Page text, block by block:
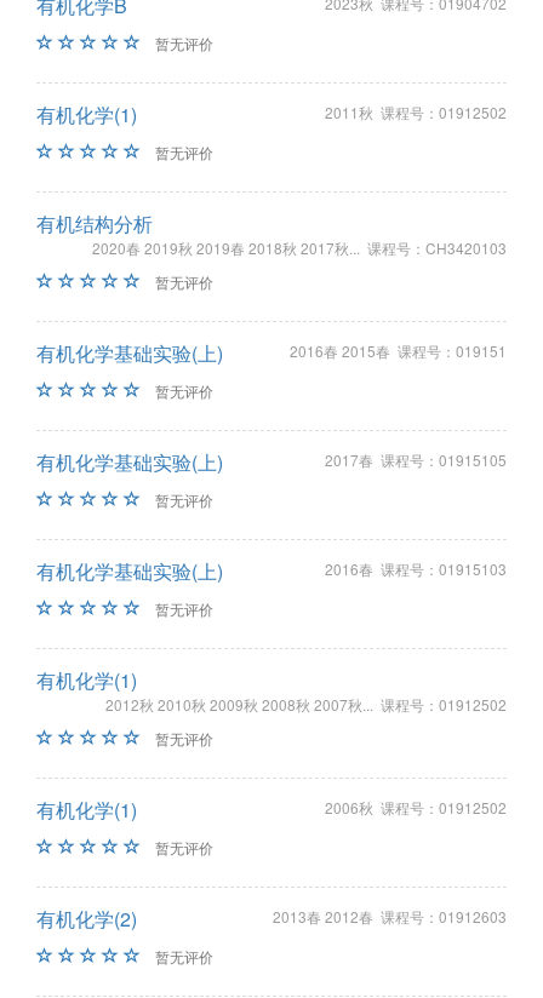
暂无评价
有机化学(1)
2011秋 课程号：01912502
暂无评价
有机结构分析
2020春 2019秋 2019春 2018秋 2017秋... 课程号：CH3420103
暂无评价
有机化学基础实验(上)
2016春 2015春 课程号：019151
暂无评价
有机化学基础实验(上)
2017春 课程号：01915105
暂无评价
有机化学基础实验(上)
2016春 课程号：01915103
暂无评价
有机化学(1)
2012秋 2010秋 2009秋 2008秋 2007秋... 课程号：01912502
暂无评价
有机化学(1)
2006秋 课程号：01912502
暂无评价
有机化学(2)
2013春 2012春 课程号：01912603
暂无评价